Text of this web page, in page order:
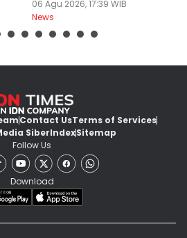
06 Agu 2026, 17:39 WIB
News
Contact UsTerms of Services
SiberIndexSitemap
Follow Us
Download